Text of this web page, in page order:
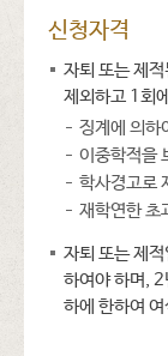
신청자격
자퇴 또는 제
제외하고 1회
징계에 의하
이중학적을
학사경고로
재학연한 초
자퇴 또는 제
하여야 하며, 2
하에 한하여